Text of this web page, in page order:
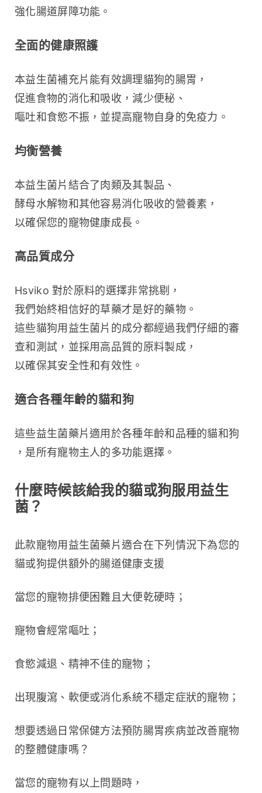
強化腸道屏障功能。
全面的健康照護
本益生菌補充片能有效調理貓狗的腸胃，
促進食物的消化和吸收，減少便秘、
嘔吐和食慾不振，並提高寵物自身的免疫力。
均衡營養
本益生菌片結合了肉類及其製品、
酵母水解物和其他容易消化吸收的營養素，
以確保您的寵物健康成長。
高品質成分
Hsviko 對於原料的選擇非常挑剔，
我們始終相信好的草藥才是好的藥物。
這些貓狗用益生菌片的成分都經過我們仔細的審
查和測試，並採用高品質的原料製成，
以確保其安全性和有效性。
適合各種年齡的貓和狗
這些益生菌藥片適用於各種年齡和品種的貓和狗
，是所有寵物主人的多功能選擇。
什麼時候該給我的貓或狗服用益生
菌？
此款寵物用益生菌藥片適合在下列情況下為您的
貓或狗提供額外的腸道健康支援
當您的寵物排便困難且大便乾硬時；
寵物會經常嘔吐；
食慾減退、精神不佳的寵物；
出現腹瀉、軟便或消化系統不穩定症狀的寵物；
想要透過日常保健方法預防腸胃疾病並改善寵物
的整體健康嗎？
當您的寵物有以上問題時，